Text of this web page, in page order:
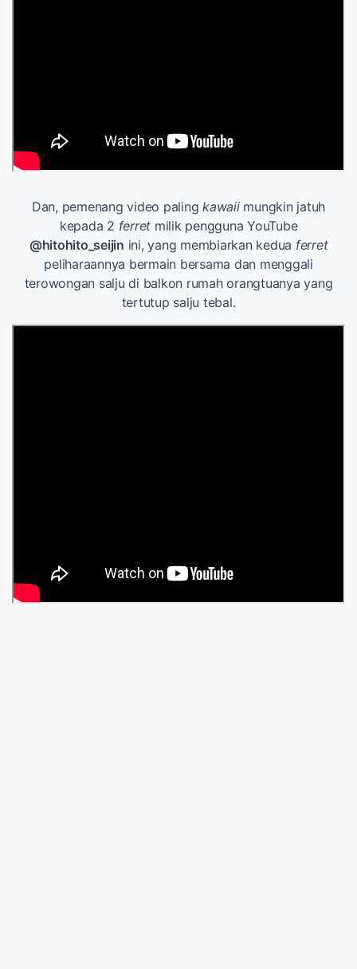
Dan, pemenang video palingkawaiimungkin jatuh
kepada 2 ferret milik pengguna YouTube
@hitohito_seijin ini, yang membiarkan kedua ferret
peliharaannya bermain bersama dan menggali
terowongan salju di balkon rumah orangtuanya yang
tertutup salju tebal.